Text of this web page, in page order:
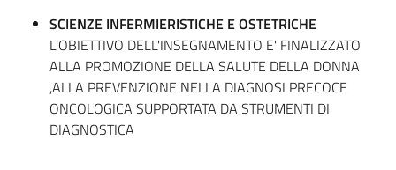
SCIENZE INFERMIERISTICHE E OSTETRICHE
L'OBIETTIVO DELL'INSEGNAMENTO E' FINALIZZATO
ALLA PROMOZIONE DELLA SALUTE DELLA DONNA
,ALLA PREVENZIONE NELLA DIAGNOSI PRECOCE
ONCOLOGICA SUPPORTATA DA STRUMENTI DI
DIAGNOSTICA